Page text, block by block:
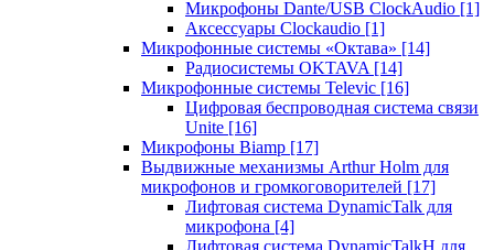
Микрофоны Dante/USB ClockAudio [1]
Аксессуары Clockaudio [1]
Микрофонные системы «Октава» [14]
Радиосистемы OKTAVA [14]
Микрофонные системы Televic [16]
Цифровая беспроводная система связи
Unite [16]
Микрофоны Biamp [17]
Выдвижные механизмы Arthur Holm для
микрофонов и громкоговорителей [17]
Лифтовая система DynamicTalk для
микрофона [4]
Лифтовая система DynamicTalkH для